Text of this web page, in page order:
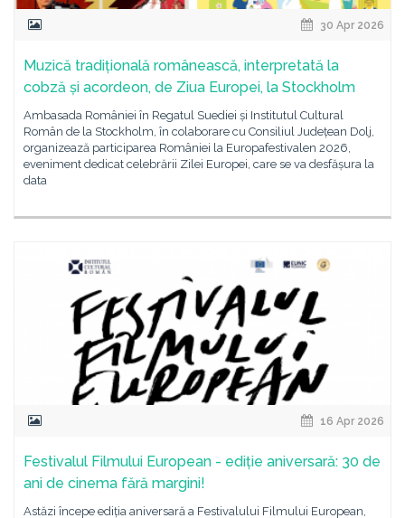
30 Apr 2026
Muzică tradițională românească, interpretată la
cobză și acordeon, de Ziua Europei, la Stockholm
Ambasada României în Regatul Suediei și Institutul Cultural
Român de la Stockholm, în colaborare cu Consiliul Județean Dolj,
organizează participarea României la Europafestivalen 2026,
eveniment dedicat celebrării Zilei Europei, care se va desfășura la
data
16 Apr 2026
Festivalul Filmului European - ediție aniversară: 30 de
ani de cinema fără margini!
Astăzi începe ediția aniversară a Festivalului Filmului European,